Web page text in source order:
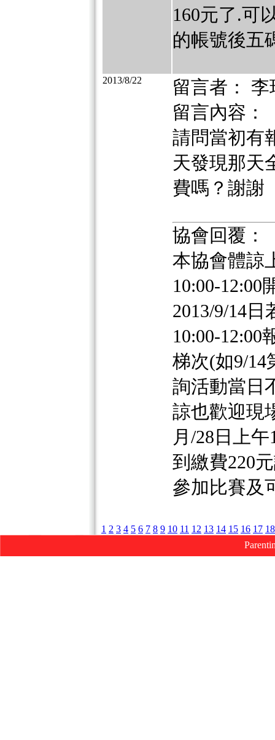
160元了.可
的帳號後五
2013/8/22
留言者： 李
留言內容：
請問當初有
天發現那天
費嗎？謝謝
協會回覆：
本協會體諒
10:00-
2013/9/14日
10:00-
梯次(如9/14
詢活動當日
諒也歡迎現
月/28日上
到繳費220
參加比賽及
1 2 3 4 5 6 7 8 9 10 11 12 13 14 15 16 17 18